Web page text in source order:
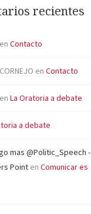
recientes
en Contacto
en Contacto
en La Oratoria a debate
a debate
mas @Politic_Speech -
Point en Comunicar es